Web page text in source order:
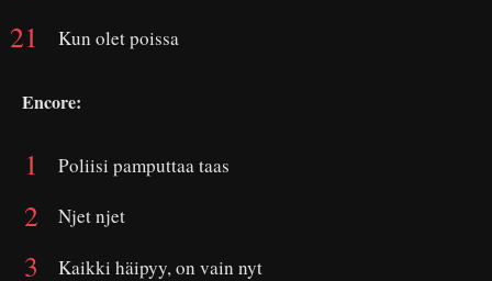
Kun olet poissa
Encore:
Poliisi pamputtaa taas
Njet njet
Kaikki häipyy, on vain nyt